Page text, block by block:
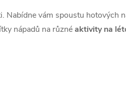
vám spoustu hotových
nápadů na různéaktivity na